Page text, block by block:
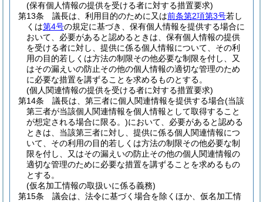
(保有個人情報の提供を受ける者に対する措置要求)
第13条
議長は、利用目的のために又は前条第2項第3号若し
くは第4号の規定に基づき、保有個人情報を提供する場合に
おいて、必要があると認めるときは、保有個人情報の提供
を受ける者に対し、提供に係る個人情報について、その利
用の目的若しくは方法の制限その他必要な制限を付し、又
はその漏えいの防止その他の個人情報の適切な管理のため
に必要な措置を講ずることを求めるものとする。
(個人関連情報の提供を受ける者に対する措置要求)
第14条
議長は、第三者に個人関連情報を提供する場合(当該
第三者が当該個人関連情報を個人情報として取得すること
が想定される場合に限る。)において、必要があると認める
ときは、当該第三者に対し、提供に係る個人関連情報につ
いて、その利用の目的若しくは方法の制限その他必要な制
限を付し、又はその漏えいの防止その他の個人関連情報の
適切な管理のために必要な措置を講ずることを求めるもの
とする。
(仮名加工情報の取扱いに係る義務)
第15条
議会は、法令に基づく場合を除くほか、仮名加工情